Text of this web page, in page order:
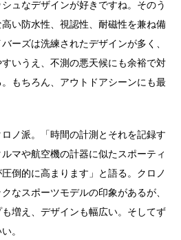
ュなデザインが好きですね。そのう
い防水性、視認性、耐磁性を兼ね備
ーズは洗練されたデザインが多く、
いうえ、不測の悪天候にも余裕で対
もちろん、アウトドアシーンにも最
ノ派。「時間の計測とそれを記録す
マや航空機の計器に似たスポーティ
倒的に高まります」と語る。クロノ
なスポーツモデルの印象があるが、
増え、デザインも幅広い。そしてず
。